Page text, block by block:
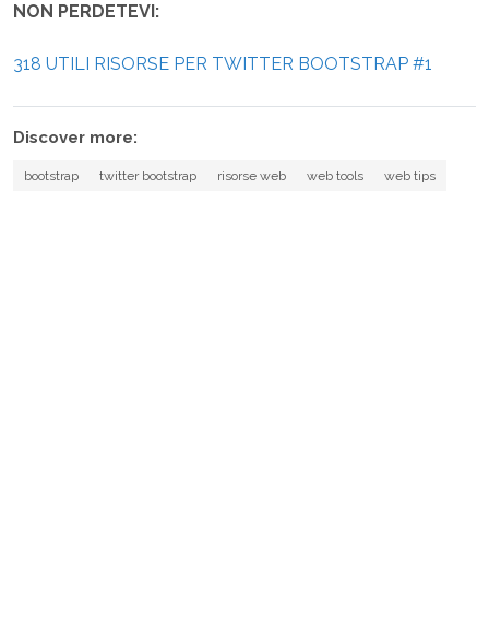
NON PERDETEVI:
318 UTILI RISORSE PER TWITTER BOOTSTRAP #1
Discover more:
bootstrap twitter bootstrap risorse web web tools web tips